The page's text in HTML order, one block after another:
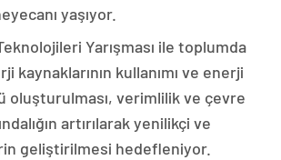
yaşıyor.
Yarışması ile toplumda
kaynaklarının kullanımı ve enerji
oluşturulması, verimlilik ve çevre
artırılarak yenilikçi ve
geliştirilmesi hedefleniyor.